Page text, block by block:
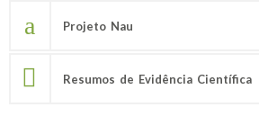
Projeto Nau
Resumos de Evidência Científica